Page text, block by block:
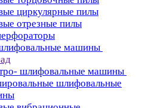
циркулярные пилы
отрезные пилы
машины
шлифовальные машины
шлифовальные